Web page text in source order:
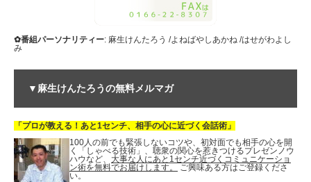
✿番組パーソナリティー: 麻生けんたろう /よねばやしあかね /はせがわよし
み
▼麻生けんたろうの無料メルマガ
「プロが教える！あと1センチ、相手の心に近づく会話術」
100人の前でも緊張しないコツや、初対面でも相手の心を開
く「しゃべる技術」、聴衆の関心を惹きつけるプレゼンノウ
ハウなど、 大事な人にあと1センチ近づくコミュニケーショ
ン術を無料でお届けします。
ご興味ある方はご登録くださ
い。